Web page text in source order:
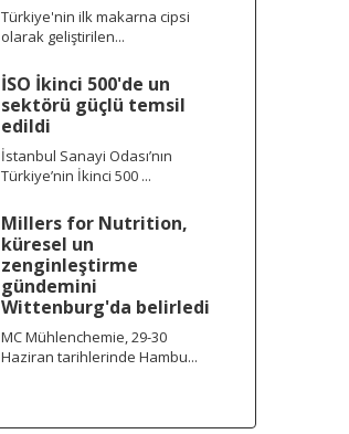
Türkiye'nin ilk makarna cipsi
olarak geliştirilen...
İSO İkinci 500'de un
sektörü güçlü temsil
edildi
İstanbul Sanayi Odası’nın
Türkiye’nin İkinci 500 ...
Millers for Nutrition,
küresel un
zenginleştirme
gündemini
Wittenburg'da belirledi
MC Mühlenchemie, 29-30
Haziran tarihlerinde Hambu...